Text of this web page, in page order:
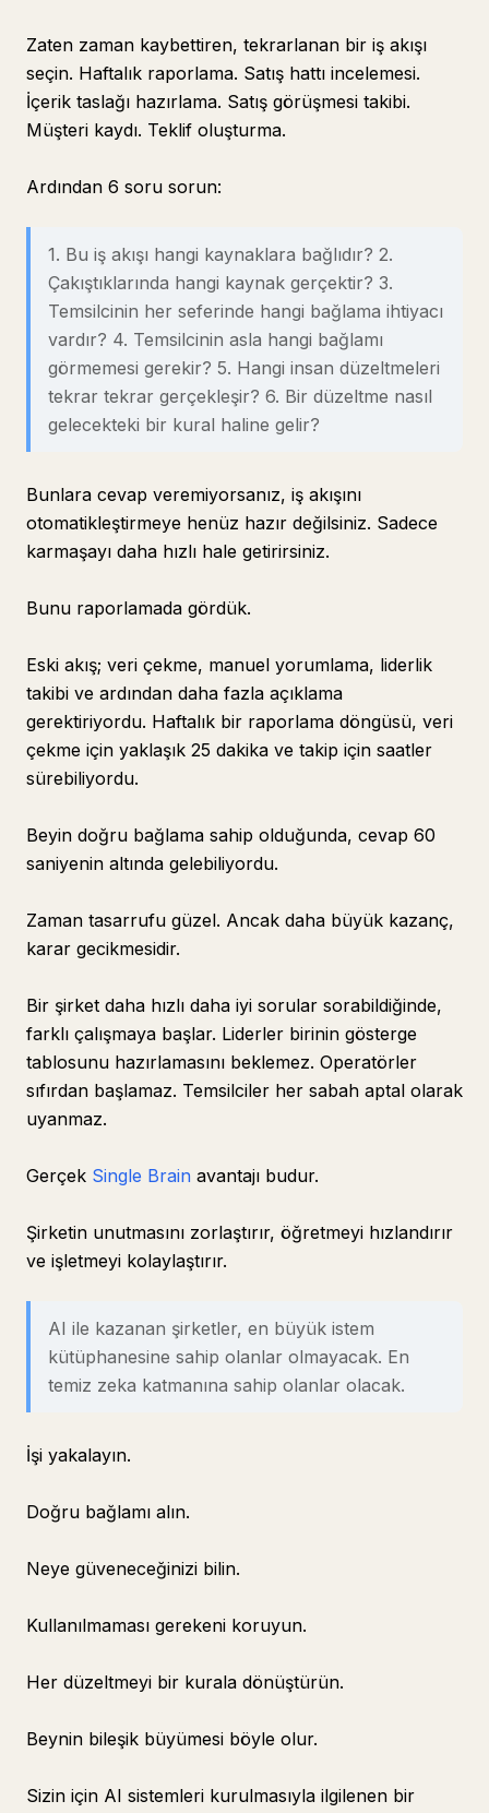
Zaten zaman kaybettiren, tekrarlanan bir iş akışı
seçin. Haftalık raporlama. Satış hattı incelemesi.
İçerik taslağı hazırlama. Satış görüşmesi takibi.
Müşteri kaydı. Teklif oluşturma.
Ardından 6 soru sorun:
1. Bu iş akışı hangi kaynaklara bağlıdır? 2.
Çakıştıklarında hangi kaynak gerçektir? 3.
Temsilcinin her seferinde hangi bağlama ihtiyacı
vardır? 4. Temsilcinin asla hangi bağlamı
görmemesi gerekir? 5. Hangi insan düzeltmeleri
tekrar tekrar gerçekleşir? 6. Bir düzeltme nasıl
gelecekteki bir kural haline gelir?
Bunlara cevap veremiyorsanız, iş akışını
otomatikleştirmeye henüz hazır değilsiniz. Sadece
karmaşayı daha hızlı hale getirirsiniz.
Bunu raporlamada gördük.
Eski akış; veri çekme, manuel yorumlama, liderlik
takibi ve ardından daha fazla açıklama
gerektiriyordu. Haftalık bir raporlama döngüsü, veri
çekme için yaklaşık 25 dakika ve takip için saatler
sürebiliyordu.
Beyin doğru bağlama sahip olduğunda, cevap 60
saniyenin altında gelebiliyordu.
Zaman tasarrufu güzel. Ancak daha büyük kazanç,
karar gecikmesidir.
Bir şirket daha hızlı daha iyi sorular sorabildiğinde,
farklı çalışmaya başlar. Liderler birinin gösterge
tablosunu hazırlamasını beklemez. Operatörler
sıfırdan başlamaz. Temsilciler her sabah aptal olarak
uyanmaz.
Gerçek Single Brain avantajı budur.
Şirketin unutmasını zorlaştırır, öğretmeyi hızlandırır
ve işletmeyi kolaylaştırır.
AI ile kazanan şirketler, en büyük istem
kütüphanesine sahip olanlar olmayacak. En
temiz zeka katmanına sahip olanlar olacak.
İşi yakalayın.
Doğru bağlamı alın.
Neye güveneceğinizi bilin.
Kullanılmaması gerekeni koruyun.
Her düzeltmeyi bir kurala dönüştürün.
Beynin bileşik büyümesi böyle olur.
Sizin için AI sistemleri kurulmasıyla ilgilenen bir